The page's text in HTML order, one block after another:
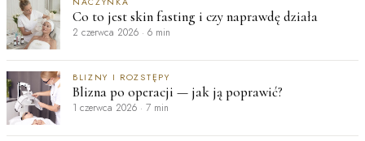
Co to jest skin fasting i czy naprawdę działa
2 czerwca 2026 · 6 min
BLIZNY I ROZSTĘPY
Blizna po operacji — jak ją poprawić?
1 czerwca 2026 · 7 min